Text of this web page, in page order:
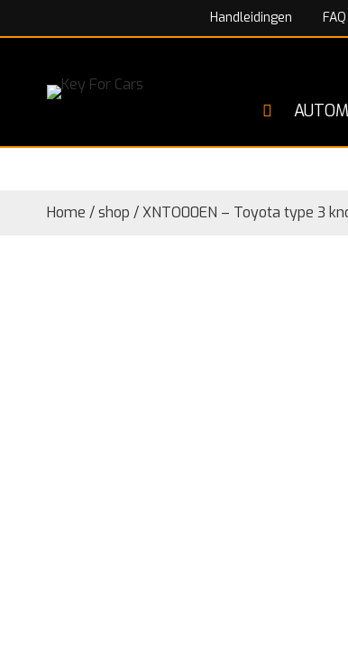
Handleidingen FAQ
Home /shop /XNTO00EN – Toyota type 3